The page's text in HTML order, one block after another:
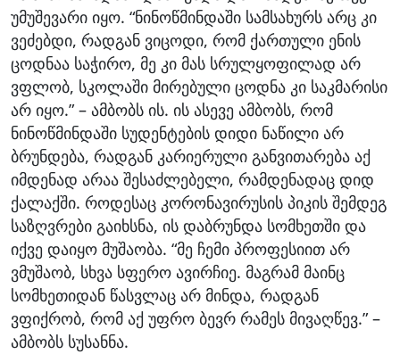
უმუშევარი იყო. “ნინოწმინდაში სამსახურს არც კი
ვეძებდი, რადგან ვიცოდი, რომ ქართული ენის
ცოდნაა საჭირო, მე კი მას სრულყოფილად არ
ვფლობ, სკოლაში მირებული ცოდნა კი საკმარისი
არ იყო.” – ამბობს ის. ის ასევე ამბობს, რომ
ნინოწმინდაში სუდენტების დიდი ნაწილი არ
ბრუნდება, რადგან კარიერული განვითარება აქ
იმდენად არაა შესაძლებელი, რამდენადაც დიდ
ქალაქში. როდესაც კორონავირუსის პიკის შემდეგ
საზღვრები გაიხსნა, ის დაბრუნდა სომხეთში და
იქვე დაიყო მუშაობა. “მე ჩემი პროფესიით არ
ვმუშაობ, სხვა სფერო ავირჩიე. მაგრამ მაინც
სომხეთიდან წასვლაც არ მინდა, რადგან
ვფიქრობ, რომ აქ უფრო ბევრ რამეს მივაღწევ.” –
ამბობს სუსანნა.